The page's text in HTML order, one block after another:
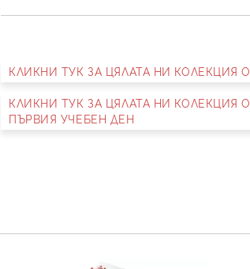
Съгласен съм сПолитика за
Ние ще се свържем с вас в рамките на
КЛИКНИ ТУК ЗА ЦЯЛАТА НИ КОЛЕКЦИЯ
КЛИКНИ ТУК ЗА ЦЯЛАТА НИ
ПЪРВИЯ УЧЕБЕН ДЕН